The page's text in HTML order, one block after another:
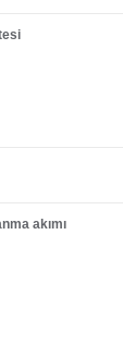
akımı